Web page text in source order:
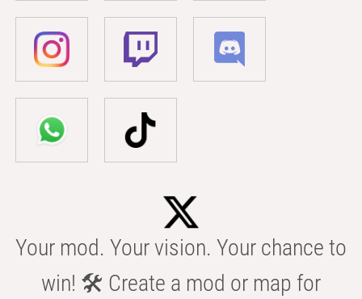
Your mod. Your vision. Your chance to
win! 🛠️ Create a mod or map for